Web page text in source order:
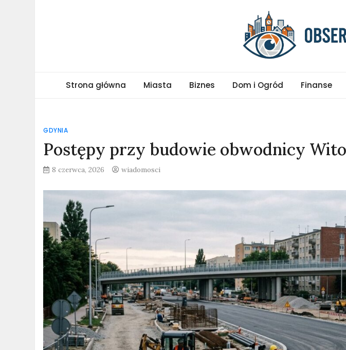
obserwatormiejski.pl
Strona główna Miasta Biznes Dom i Ogród Finanse
GDYNIA
Postępy przy budowie obwodnicy
8 czerwca, 2026 wiadomosci